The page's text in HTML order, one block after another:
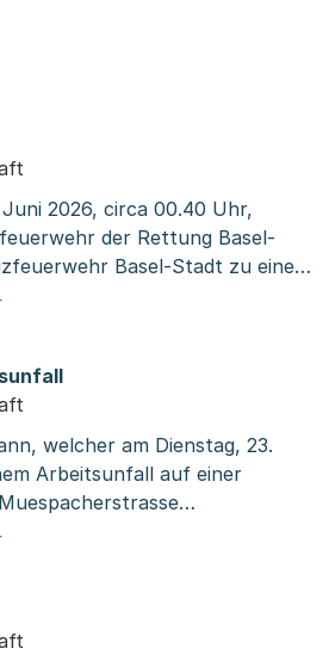
2026, circa 00.40 Uhr,
der Rettung Basel-
Basel-Stadt zu einem
an der
brachte eine Person zur
welcher am Dienstag, 23.
Arbeitsunfall auf einer
worden war, ist